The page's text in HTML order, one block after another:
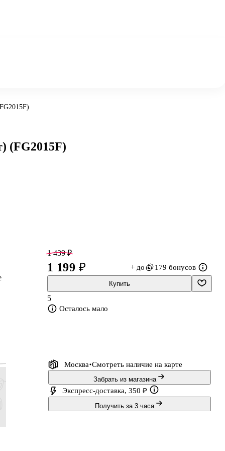
(FG2015F)
1 439 ₽
1 199 ₽ + до 179 бонусов
Купить
5
Осталось мало
Москва Смотреть наличие на карте
Забрать из магазина
Экспресс-доставка, 350 ₽
Получить за 3 часа